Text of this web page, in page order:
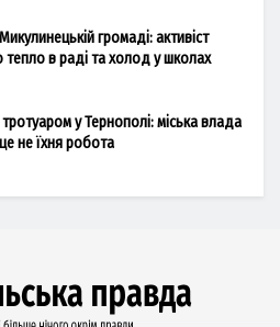
громаді: активіст
тепло в раді та холод у школах
у Тернополі: міська влада
не їхня робота